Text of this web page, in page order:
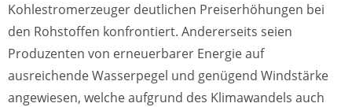
Kohlestromerzeuger deutlichen Preiserhöhungen bei
den Rohstoffen konfrontiert. Andererseits seien
Produzenten von erneuerbarer Energie auf
ausreichende Wasserpegel und genügend Windstärke
angewiesen, welche aufgrund des Klimawandels auch